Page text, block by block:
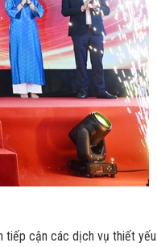
tiếp cận các dịch vụ thiết yếu